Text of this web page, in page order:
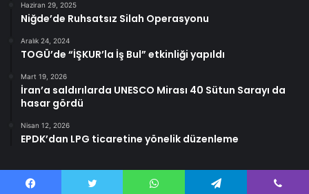
Haziran 29, 2025
Niğde’de Ruhsatsız Silah Operasyonu
Aralık 24, 2024
TOGÜ’de “İŞKUR’la İş Bul” etkinliği yapıldı
Mart 19, 2026
İran’a saldırılarda UNESCO Mirası 40 Sütun Sarayı da
hasar gördü
Nisan 12, 2026
EPDK’dan LPG ticaretine yönelik düzenleme